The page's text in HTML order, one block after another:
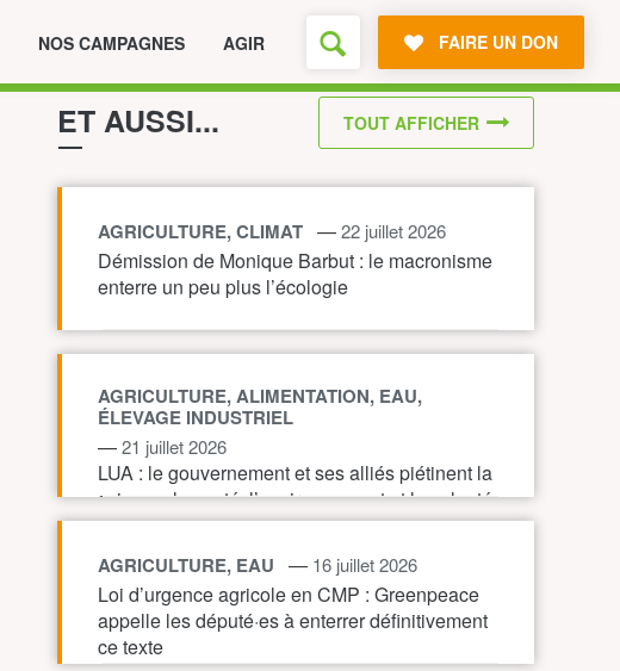
NOS CAMPAGNES AGIR FAIRE UN DON
ET AUSSI...
AGRICULTURE, CLIMAT —22 juillet 2026
Démission de Monique Barbut : le macronisme
enterre un peu plus l’écologie
AGRICULTURE, ALIMENTATION, EAU,
ÉLEVAGE INDUSTRIEL
—21 juillet 2026
LUA : le gouvernement et ses alliés piétinent la
science, la santé, l’environnement et la volonté
citoyenne
AGRICULTURE, EAU — 16 juillet 2026
Loi d’urgence agricole en CMP : Greenpeace
appelle les député·es à enterrer définitivement
ce texte
TOUT AFFICHER